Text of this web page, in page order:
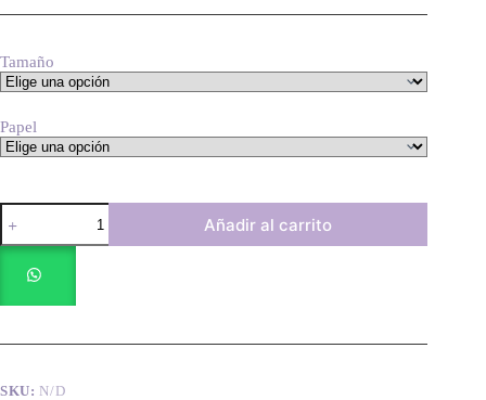
Tamaño
Papel
Libreta
Medieval
(personaliza
de
Añadir al carrito
SKU: N/D